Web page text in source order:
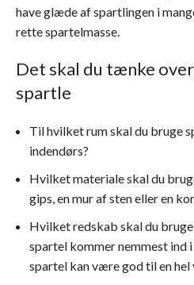
have glæde af spartlingen i
rette spartelmasse.
Det skal du tænke
spartle
Til hvilket rum skal du bruge
indendørs?
Hvilket materiale skal du
gips, en mur af sten eller en
Hvilket redskab skal du
spartel kommer nemmest ind
spartel kan være god til en